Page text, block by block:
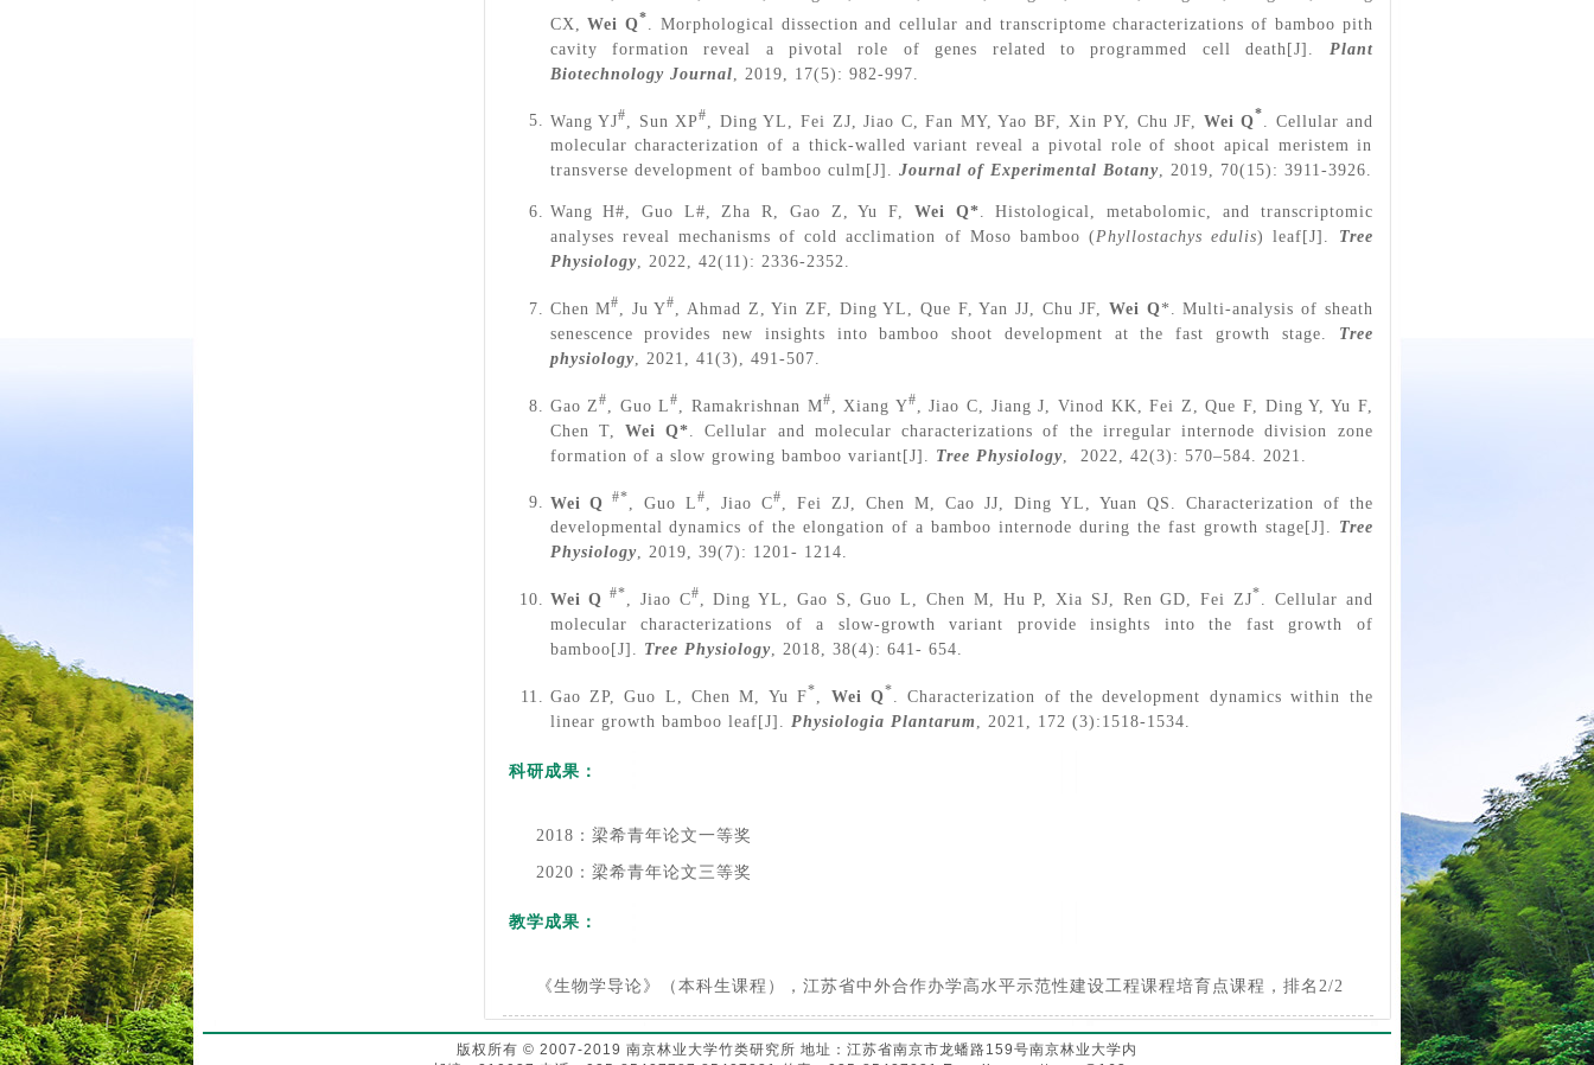
CX,Wei Q*
. Morphological dissection and cellular and transcriptome characterizations of bamboo pith
cavity formation reveal a pivotal role of genes related to programmed cell death[J]. Plant
Biotechnology Journal , 2019, 17(5): 982-997.
Wang YJ# , Sun XP# , Ding YL, Fei ZJ, Jiao C, Fan MY, Yao BF, Xin PY, Chu JF, Wei Q*
. Cellular and
molecular characterization of a thick-walled variant reveal a pivotal role of shoot apical meristem in
transverse development of bamboo culm[J]. Journal of Experimental Botany, 2019, 70(15): 3911-3926.
Wang H#, Guo L#, Zha R, Gao Z, Yu F, Wei Q*. Histological, metabolomic, and transcriptomic
analyses reveal mechanisms of cold acclimation of Moso bamboo (Phyllostachys edulis) leaf[J]. Tree
Physiology, 2022, 42(11): 2336-2352.
Chen M# , Ju Y# , Ahmad Z, Yin ZF, Ding YL, Que F, Yan JJ, Chu JF, Wei Q*. Multi-analysis of sheath
senescence provides new insights into bamboo shoot development at the fast growth stage. Tree
physiology, 2021, 41(3), 491-507.
Gao Z# , Guo L# , Ramakrishnan M# , Xiang Y#
, Jiao C, Jiang J, Vinod KK, Fei Z, Que F, Ding Y, Yu F,
Chen T, Wei Q* . Cellular and molecular characterizations of the irregular internode division zone
formation of a slow growing bamboo variant[J]. Tree Physiology, 2022, 42(3): 570–584. 2021.
Wei Q #* , Guo L# , Jiao C#
, Fei ZJ, Chen M, Cao JJ, Ding YL, Yuan QS. Characterization of the
developmental dynamics of the elongation of a bamboo internode during the fast growth stage[J]. Tree
Physiology, 2019, 39(7): 1201- 1214.
Wei Q #* , Jiao C# , Ding YL, Gao S, Guo L, Chen M, Hu P, Xia SJ, Ren GD, Fei ZJ*
. Cellular and
molecular characterizations of a slow-growth variant provide insights into the fast growth of
bamboo[J]. Tree Physiology, 2018, 38(4): 641- 654.
Gao ZP, Guo L, Chen M, Yu F* Wei Q*
. Characterization of the development dynamics within the
linear growth bamboo leaf[J]. Physiologia Plantarum , 2021, 172 (3):1518-1534.
科研成果：
2018：梁希青年论文一等奖
2020：梁希青年论文三等奖
教学成果：
《生物学导论》（本科生课程），江苏省中外合作办学高水平示范性建设工程课程培育点课程，排名2/2
版权所有 © 2007-2019 南京林业大学竹类研究所 地址：江苏省南京市龙蟠路159号南京林业大学内